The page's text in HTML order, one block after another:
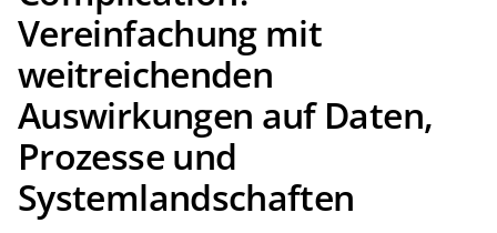
Vereinfachung mit
weitreichenden
Auswirkungen auf Daten,
Prozesse und
Systemlandschaften